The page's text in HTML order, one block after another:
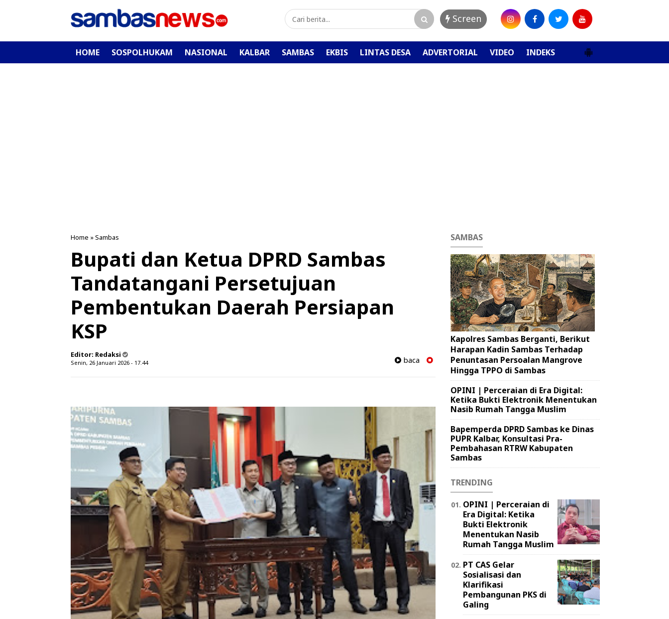
Screen
HOME SOSPOLHUKAM NASIONAL KALBAR SAMBAS EKBIS LINTAS DESA ADVERTORIAL VIDEO INDEKS
Home »Sambas
Bupati dan Ketua DPRD Sambas
Tandatangani Persetujuan
Pembentukan Daerah Persiapan
KSP
Editor: Redaksi
Senin, 26 Januari 2026 - 17.44 baca
SAMBAS
Kapolres Sambas Berganti, Berikut
Harapan Kadin Sambas Terhadap
Penuntasan Persoalan Mangrove
Hingga TPPO di Sambas
OPINI | Perceraian di Era Digital:
Ketika Bukti Elektronik Menentukan
Nasib Rumah Tangga Muslim
Bapemperda DPRD Sambas ke Dinas
PUPR Kalbar, Konsultasi Pra-
Pembahasan RTRW Kabupaten
Sambas
TRENDING
OPINI | Perceraian di
Era Digital: Ketika
Bukti Elektronik
Menentukan Nasib
Rumah Tangga Muslim
PT CAS Gelar
Sosialisasi dan
Klarifikasi
Pembangunan PKS di
Galing